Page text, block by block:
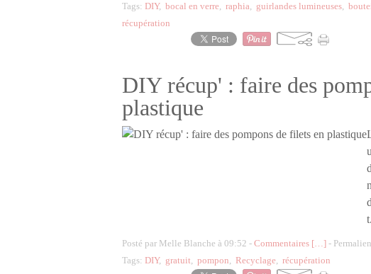
Tags: DIY, bocal en verre, raphia, guirlandes lumineuses,
récupération
DIY récup' : faire des
plastique
Posté par Melle Blanche à 09:52 - Commentaires […] -
Tags: DIY, gratuit, pompon, Recyclage, récupération